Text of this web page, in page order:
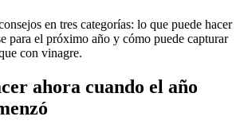
en tres categorías: lo que puede hacer
para el próximo año y cómo puede capturar
con vinagre.
ahora cuando el año